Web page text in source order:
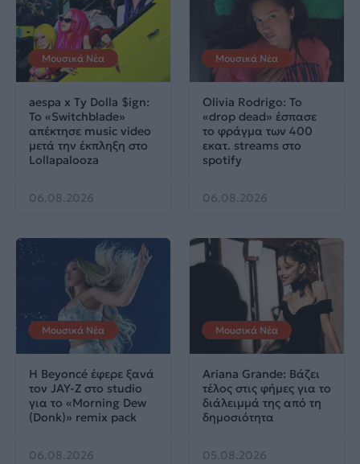
Μουσικά Νέα
aespa x Ty Dolla $ign:
Το «Switchblade»
απέκτησε music video
μετά την έκπληξη στο
Lollapalooza
06.08.2026
Μουσικά Νέα
Olivia Rodrigo: To
«drop dead» έσπασε
το φράγμα των 400
εκατ. streams στο
spotify
06.08.2026
Μουσικά Νέα
Η Beyoncé έφερε ξανά
τον JAY-Z στο studio
για το «Morning Dew
(Donk)» remix pack
06.08.2026
Μουσικά Νέα
Ariana Grande: Βάζει
τέλος στις φήμες για το
διάλειμμά της από τη
δημοσιότητα
05.08.2026